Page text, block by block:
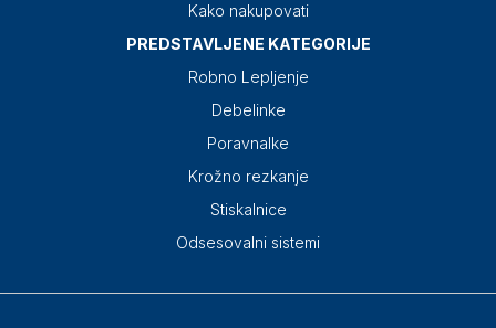
Kako nakupovati
PREDSTAVLJENE KATEGORIJE
Robno Lepljenje
Debelinke
Poravnalke
Krožno rezkanje
Stiskalnice
Odsesovalni sistemi